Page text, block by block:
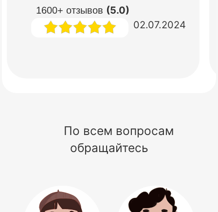
1600+ отзывов (5.0)
02.07.2024
По всем вопросам
обращайтесь